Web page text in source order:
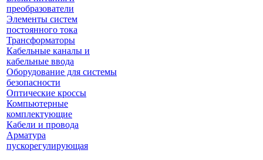
преобразователи
Элементы систем
постоянного тока
Трансформаторы
Кабельные каналы и
кабельные ввода
Оборудование для системы
безопасности
Оптические кроссы
Компьютерные
комплектующие
Кабели и провода
Арматура
пускорегулирующая